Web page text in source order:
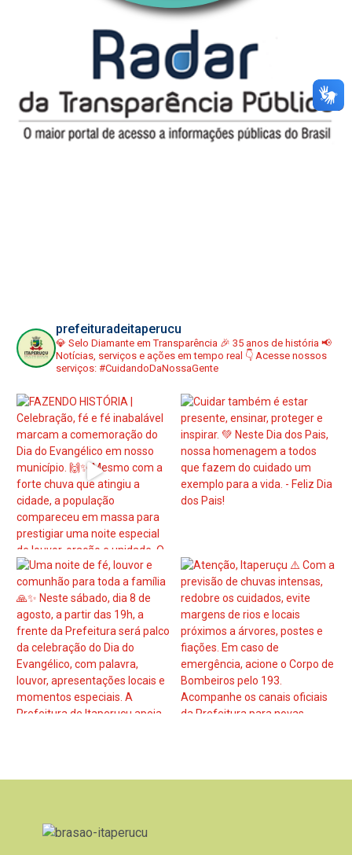
prefeituradeitaperucu
💎 Selo Diamante em Transparência 🎉 35 anos de história 📢
Notícias, serviços e ações em tempo real 👇 Acesse nossos
serviços: #CuidandoDaNossaGente